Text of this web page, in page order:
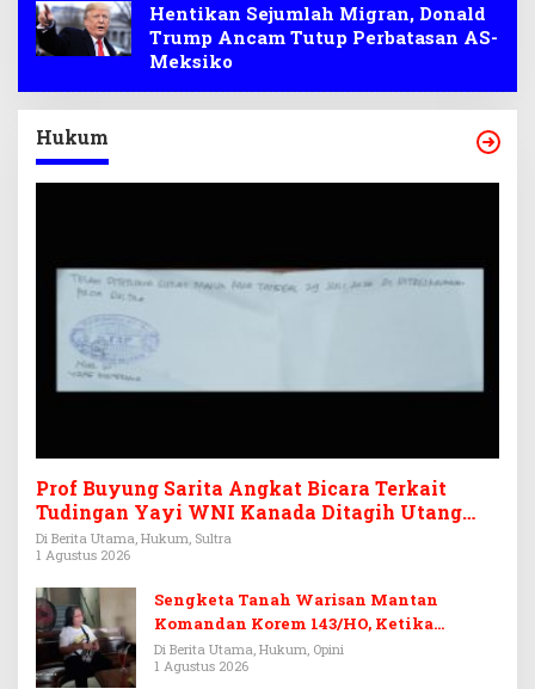
Hentikan Sejumlah Migran, Donald
Trump Ancam Tutup Perbatasan AS-
Meksiko
Hukum
Prof Buyung Sarita Angkat Bicara Terkait
Tudingan Yayi WNI Kanada Ditagih Utang
Rp3,6 Miliar
Di Berita Utama, Hukum, Sultra
1 Agustus 2026
Sengketa Tanah Warisan Mantan
Komandan Korem 143/HO, Ketika
Warisan Menjadi Arena Pemerasan
Di Berita Utama, Hukum, Opini
1 Agustus 2026